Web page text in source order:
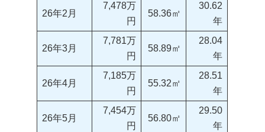
26年2月
7,478万
円
58.36㎡
30.62
年
26年3月
7,781万
円
58.89㎡
28.04
年
26年4月
7,185万
円
55.32㎡
28.51
年
26年5月
7,454万
円
56.80㎡
29.50
年